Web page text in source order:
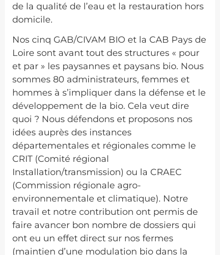
de la qualité de l’eau et la restauration hors
domicile.
Nos cinq GAB/CIVAM BIO et la CAB Pays de
Loire sont avant tout des structures « pour
et par » les paysannes et paysans bio. Nous
sommes 80 administrateurs, femmes et
hommes à s’impliquer dans la défense et le
développement de la bio. Cela veut dire
quoi ? Nous défendons et proposons nos
idées auprès des instances
départementales et régionales comme le
CRIT (Comité régional
Installation/transmission) ou la CRAEC
(Commission régionale agro-
environnementale et climatique). Notre
travail et notre contribution ont permis de
faire avancer bon nombre de dossiers qui
ont eu un effet direct sur nos fermes
(maintien d’une modulation bio dans la